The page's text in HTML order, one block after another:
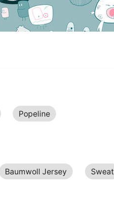
Popeline
Baumwoll Jersey Sweat